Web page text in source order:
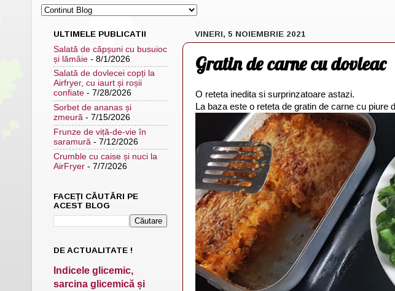
VINERI, 5 NOIEMBRIE 2021
Gratin de carne cu dovleac
O reteta inedita si surprinzatoare astazi.
La baza este o reteta de gratin de carne cu piure
ULTIMELE PUBLICATII
Salată de căpșuni cu busuioc
și lămâie - 8/1/2026
Salată de dovlecei copți la
Airfryer, cu iaurt și roșii
confiate - 7/28/2026
Sorbet de ananas și
zmeură - 7/15/2026
Frunze de viță-de-vie în
saramură - 7/12/2026
Crumble cu caise și nuci la
AirFryer - 7/7/2026
FACEȚI CĂUTĂRI PE
ACEST BLOG
DE ACTUALITATE !
Indicele glicemic,
sarcina glicemică și